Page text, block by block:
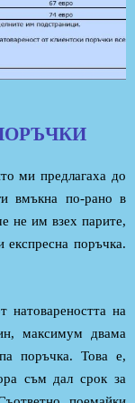
ми предлагаха до
вмъкна по-рано в
не им взех парите,
експресна поръчка.
на
максимум двама
поръчка. Това е,
съм дал срок за